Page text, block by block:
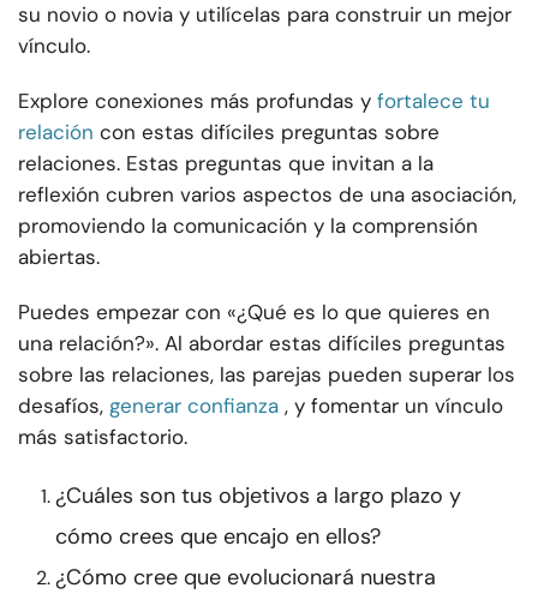
su novio o novia y utilícelas para construir un mejor
vínculo.
Explore conexiones más profundas y fortalece tu
relación con estas difíciles preguntas sobre
relaciones. Estas preguntas que invitan a la
reflexión cubren varios aspectos de una asociación,
promoviendo la comunicación y la comprensión
abiertas.
Puedes empezar con «¿Qué es lo que quieres en
una relación?». Al abordar estas difíciles preguntas
sobre las relaciones, las parejas pueden superar los
desafíos, generar confianza , y fomentar un vínculo
más satisfactorio.
¿Cuáles son tus objetivos a largo plazo y
cómo crees que encajo en ellos?
¿Cómo cree que evolucionará nuestra